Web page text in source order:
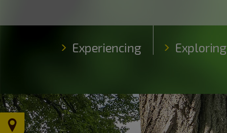
Experiencing Exploring